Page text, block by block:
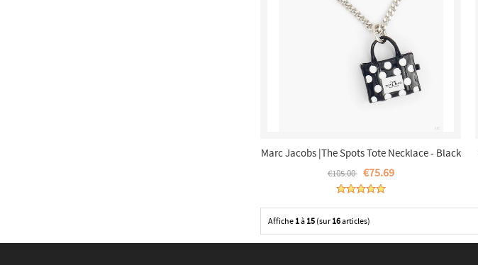
Marc Jacobs |The Spots Tote Necklace - Black
Multi/Silver |France Outlet
€105.00 €75.69
Affiche1à15(sur16articles)